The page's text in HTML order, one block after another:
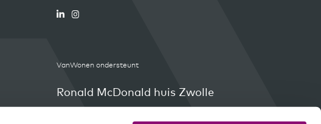
VanWonen ondersteunt
Ronald McDonald huis Zwolle